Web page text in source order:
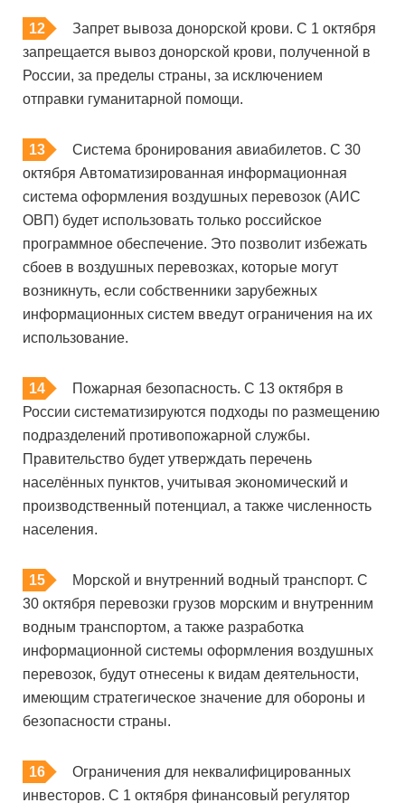
Запрет вывоза донорской крови. С 1 октября
запрещается вывоз донорской крови, полученной в
России, за пределы страны, за исключением
отправки гуманитарной помощи.
Система бронирования авиабилетов. С 30
октября Автоматизированная информационная
система оформления воздушных перевозок (АИС
ОВП) будет использовать только российское
программное обеспечение. Это позволит избежать
сбоев в воздушных перевозках, которые могут
возникнуть, если собственники зарубежных
информационных систем введут ограничения на их
использование.
Пожарная безопасность. С 13 октября в
России систематизируются подходы по размещению
подразделений противопожарной службы.
Правительство будет утверждать перечень
населённых пунктов, учитывая экономический и
производственный потенциал, а также численность
населения.
Морской и внутренний водный транспорт. С
30 октября перевозки грузов морским и внутренним
водным транспортом, а также разработка
информационной системы оформления воздушных
перевозок, будут отнесены к видам деятельности,
имеющим стратегическое значение для обороны и
безопасности страны.
Ограничения для неквалифицированных
инвесторов. С 1 октября финансовый регулятор